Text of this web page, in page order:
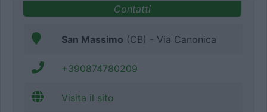
Contatti
San Massimo (CB) - Via Canonica
+390874780209
Visita il sito